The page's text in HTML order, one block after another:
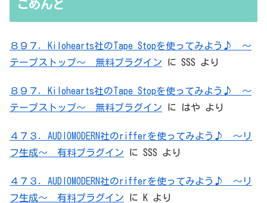
こめんと
８９７．Kilohearts社のTape Stopを使ってみよう♪ ～
テープストップ～ 無料プラグイン に SSS より
８９７．Kilohearts社のTape Stopを使ってみよう♪ ～
テープストップ～ 無料プラグイン に はや より
４７３．AUDIOMODERN社のrifferを使ってみよう♪ ～リ
フ生成～ 有料プラグイン に SSS より
４７３．AUDIOMODERN社のrifferを使ってみよう♪ ～リ
フ生成～ 有料プラグイン に K より